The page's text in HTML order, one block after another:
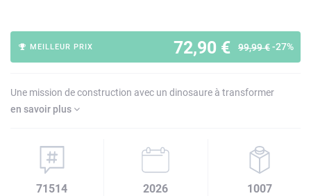
72,90 € 99,99 €-27%
MEILLEUR PRIX
Une mission de construction avec un dinosaure à transformer
en savoir plus
71514 2026 1007